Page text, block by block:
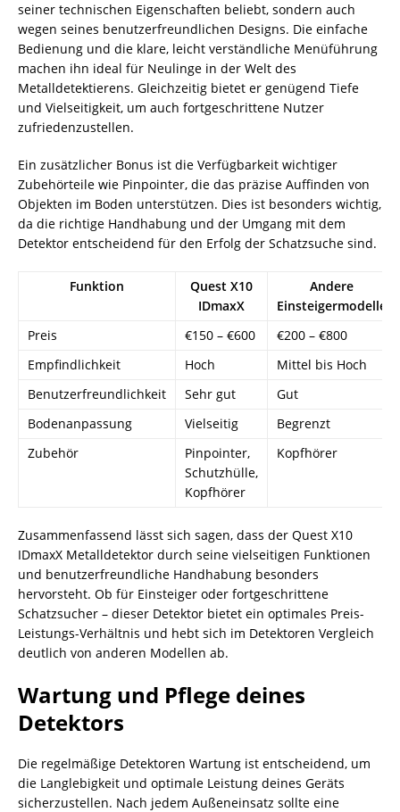
seiner technischen Eigenschaften beliebt, sondern auch
wegen seines benutzerfreundlichen Designs. Die einfache
Bedienung und die klare, leicht verständliche Menüführung
machen ihn ideal für Neulinge in der Welt des
Metalldetektierens. Gleichzeitig bietet er genügend Tiefe
und Vielseitigkeit, um auch fortgeschrittene Nutzer
zufriedenzustellen.
Ein zusätzlicher Bonus ist die Verfügbarkeit wichtiger
Zubehörteile wie Pinpointer, die das präzise Auffinden von
Objekten im Boden unterstützen. Dies ist besonders wichtig,
da die richtige Handhabung und der Umgang mit dem
Detektor entscheidend für den Erfolg der Schatzsuche sind.
Funktion
Quest X10
IDmaxX
Andere
Einsteigermodelle
Preis
€150 – €600
€200 – €800
Empfindlichkeit
Hoch
Mittel bis Hoch
Benutzerfreundlichkeit
Sehr gut
Gut
Bodenanpassung
Vielseitig
Begrenzt
Zubehör
Pinpointer,
Schutzhülle,
Kopfhörer
Kopfhörer
Zusammenfassend lässt sich sagen, dass der Quest X10
IDmaxX Metalldetektor durch seine vielseitigen Funktionen
und benutzerfreundliche Handhabung besonders
hervorsteht. Ob für Einsteiger oder fortgeschrittene
Schatzsucher – dieser Detektor bietet ein optimales Preis-
Leistungs-Verhältnis und hebt sich im Detektoren Vergleich
deutlich von anderen Modellen ab.
Wartung und Pflege deines
Detektors
Die regelmäßige Detektoren Wartung ist entscheidend, um
die Langlebigkeit und optimale Leistung deines Geräts
sicherzustellen. Nach jedem Außeneinsatz sollte eine